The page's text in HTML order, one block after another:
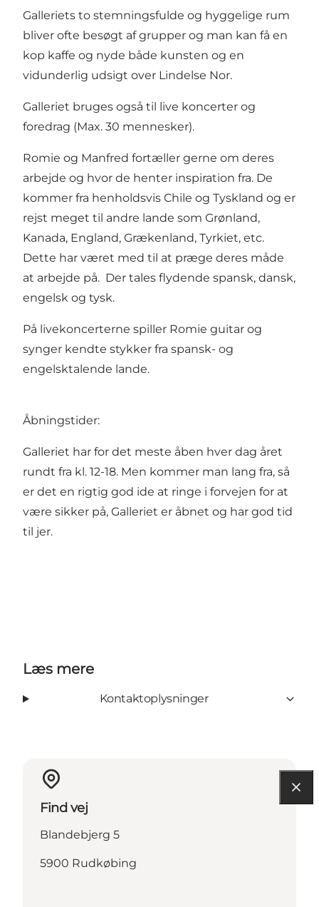
Galleriets to stemningsfulde og hyggelige rum
bliver ofte besøgt af grupper og man kan få en
kop kaffe og nyde både kunsten og en
vidunderlig udsigt over Lindelse Nor.
Galleriet bruges også til live koncerter og
foredrag (Max. 30 mennesker).
Romie og Manfred fortæller gerne om deres
arbejde og hvor de henter inspiration fra. De
kommer fra henholdsvis Chile og Tyskland og er
rejst meget til andre lande som Grønland,
Kanada, England, Grækenland, Tyrkiet, etc.
Dette har været med til at præge deres måde
at arbejde på. Der tales flydende spansk, dansk,
engelsk og tysk.
På livekoncerterne spiller Romie guitar og
synger kendte stykker fra spansk- og
engelsktalende lande.
Åbningstider:
Galleriet har for det meste åben hver dag året
rundt fra kl. 12-18. Men kommer man lang fra, så
er det en rigtig god ide at ringe i forvejen for at
være sikker på, Galleriet er åbnet og har god tid
til jer.
Læs mere
Kontaktoplysninger
Find vej
Blandebjerg 5
5900 Rudkøbing